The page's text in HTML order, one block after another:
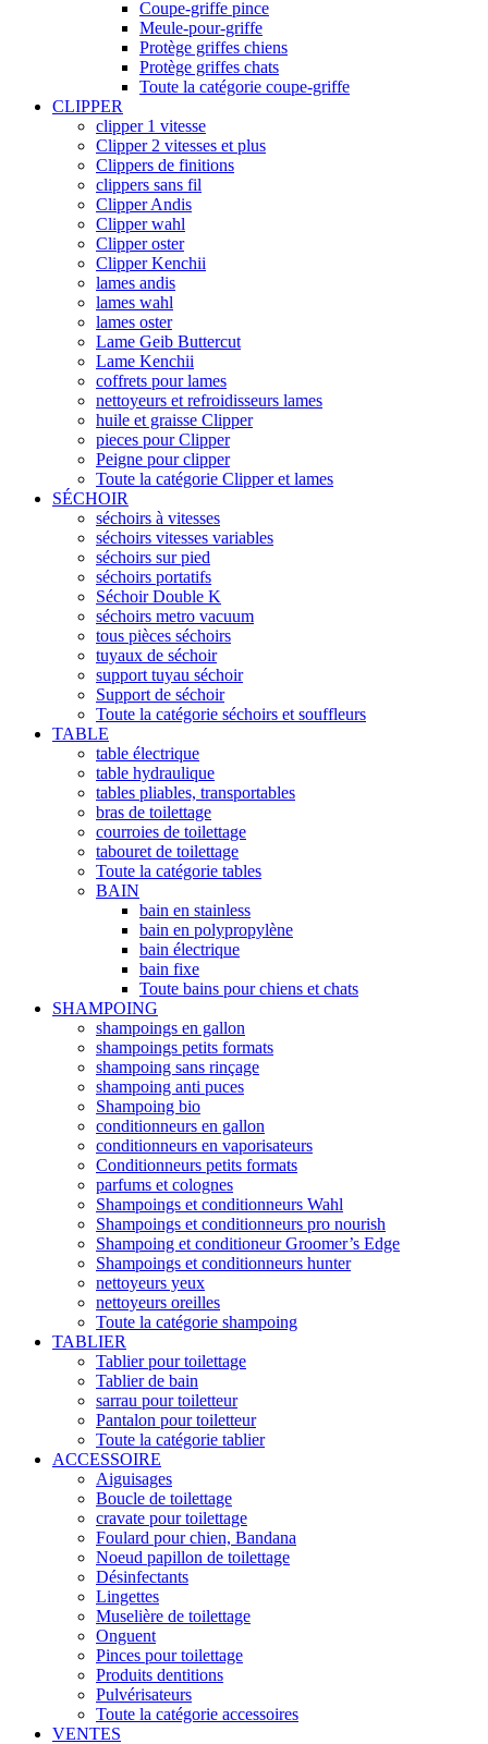
Coupe-griffe pince
Meule-pour-griffe
Protège griffes chiens
Protège griffes chats
Toute la catégorie coupe-griffe
CLIPPER
clipper 1 vitesse
Clipper 2 vitesses et plus
Clippers de finitions
clippers sans fil
Clipper Andis
Clipper wahl
Clipper oster
Clipper Kenchii
lames andis
lames wahl
lames oster
Lame Geib Buttercut
Lame Kenchii
coffrets pour lames
nettoyeurs et refroidisseurs lames
huile et graisse Clipper
pieces pour Clipper
Peigne pour clipper
Toute la catégorie Clipper et lames
SÉCHOIR
séchoirs à vitesses
séchoirs vitesses variables
séchoirs sur pied
séchoirs portatifs
Séchoir Double K
séchoirs metro vacuum
tous pièces séchoirs
tuyaux de séchoir
support tuyau séchoir
Support de séchoir
Toute la catégorie séchoirs et souffleurs
TABLE
table électrique
table hydraulique
tables pliables, transportables
bras de toilettage
courroies de toilettage
tabouret de toilettage
Toute la catégorie tables
BAIN
bain en stainless
bain en polypropylène
bain électrique
bain fixe
Toute bains pour chiens et chats
SHAMPOING
shampoings en gallon
shampoings petits formats
shampoing sans rinçage
shampoing anti puces
Shampoing bio
conditionneurs en gallon
conditionneurs en vaporisateurs
Conditionneurs petits formats
parfums et colognes
Shampoings et conditionneurs Wahl
Shampoings et conditionneurs pro nourish
Shampoing et conditioneur Groomer’s Edge
Shampoings et conditionneurs hunter
nettoyeurs yeux
nettoyeurs oreilles
Toute la catégorie shampoing
TABLIER
Tablier pour toilettage
Tablier de bain
sarrau pour toiletteur
Pantalon pour toiletteur
Toute la catégorie tablier
ACCESSOIRE
Aiguisages
Boucle de toilettage
cravate pour toilettage
Foulard pour chien, Bandana
Noeud papillon de toilettage
Désinfectants
Lingettes
Muselière de toilettage
Onguent
Pinces pour toilettage
Produits dentitions
Pulvérisateurs
Toute la catégorie accessoires
VENTES